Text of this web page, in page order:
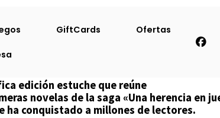
GiftCards Ofertas
Una Herencia En Juego
edición estuche que reúne
novelas de la saga «Una herencia en
ha conquistado a millones de lectores.